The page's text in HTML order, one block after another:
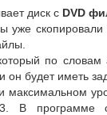
диск с DVD
уже
по словам
он будет иметь
максимальном
В программе